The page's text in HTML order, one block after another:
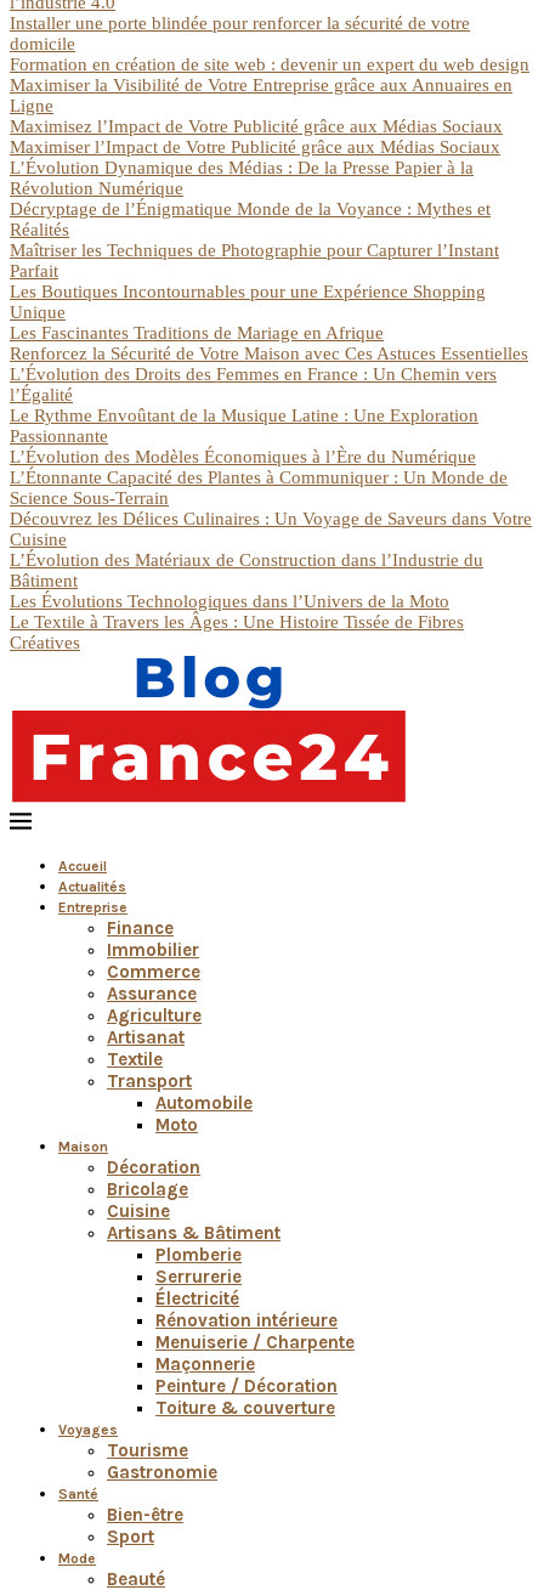
Installer une porte blindée pour renforcer la sécurité de votre
domicile
Formation en création de site web : devenir un expert du web design
Maximiser la Visibilité de Votre Entreprise grâce aux Annuaires en
Ligne
Maximisez l’Impact de Votre Publicité grâce aux Médias Sociaux
Maximiser l’Impact de Votre Publicité grâce aux Médias Sociaux
L’Évolution Dynamique des Médias : De la Presse Papier à la
Révolution Numérique
Décryptage de l’Énigmatique Monde de la Voyance : Mythes et
Réalités
Maîtriser les Techniques de Photographie pour Capturer l’Instant
Parfait
Les Boutiques Incontournables pour une Expérience Shopping
Unique
Les Fascinantes Traditions de Mariage en Afrique
Renforcez la Sécurité de Votre Maison avec Ces Astuces Essentielles
L’Évolution des Droits des Femmes en France : Un Chemin vers
l’Égalité
Le Rythme Envoûtant de la Musique Latine : Une Exploration
Passionnante
L’Évolution des Modèles Économiques à l’Ère du Numérique
L’Étonnante Capacité des Plantes à Communiquer : Un Monde de
Science Sous-Terrain
Découvrez les Délices Culinaires : Un Voyage de Saveurs dans Votre
Cuisine
L’Évolution des Matériaux de Construction dans l’Industrie du
Bâtiment
Les Évolutions Technologiques dans l’Univers de la Moto
Le Textile à Travers les Âges : Une Histoire Tissée de Fibres
Créatives
Accueil
Actualités
Entreprise
Finance
Immobilier
Commerce
Assurance
Agriculture
Artisanat
Textile
Transport
Automobile
Moto
Maison
Décoration
Bricolage
Cuisine
Artisans & Bâtiment
Plomberie
Serrurerie
Électricité
Rénovation intérieure
Menuiserie / Charpente
Maçonnerie
Peinture / Décoration
Toiture & couverture
Voyages
Tourisme
Gastronomie
Santé
Bien-être
Sport
Mode
Beauté